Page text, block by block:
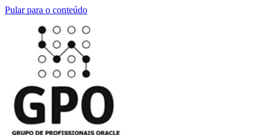
Pular para o conteúdo